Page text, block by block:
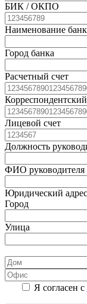
БИК / ОКПО
Наименование
Город банка
Расчетный счет
Лицевой счет
Должность
ФИО руководителя
Юридический адрес
Город
Улица
Я согласен с